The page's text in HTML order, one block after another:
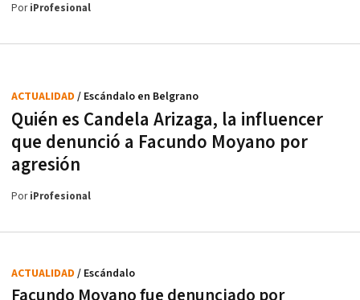
PoriProfesional
Quién es Candela Arizaga, la influencer
que denunció a Facundo Moyano por
agresión
ACTUALIDAD / Escándalo en Belgrano
PoriProfesional
Facundo Moyano fue denunciado por
ACTUALIDAD / Escándalo